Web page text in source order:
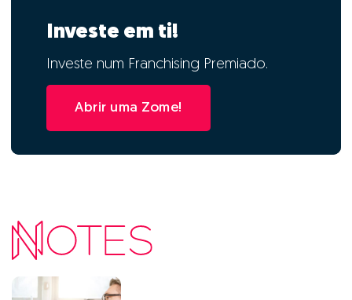
Investe em ti!
Investe num Franchising Premiado.
Abrir uma Zome!